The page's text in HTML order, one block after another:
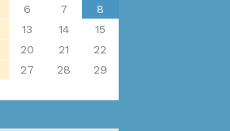
6 7
8
13 14
15
20 21
22
27 28
29